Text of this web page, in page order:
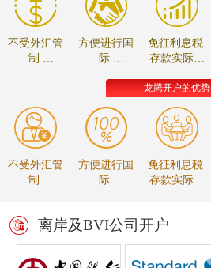
不受外汇管
制
方便进行国
际
结算
免征利息税
存款实际收
龙腾开户的优势
不受外汇管
制
方便进行国
际
免征利息税
存款实际收
离岸及BVI公司开户